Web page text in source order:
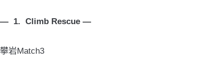
— 1. Climb Rescue —
攀岩Match3